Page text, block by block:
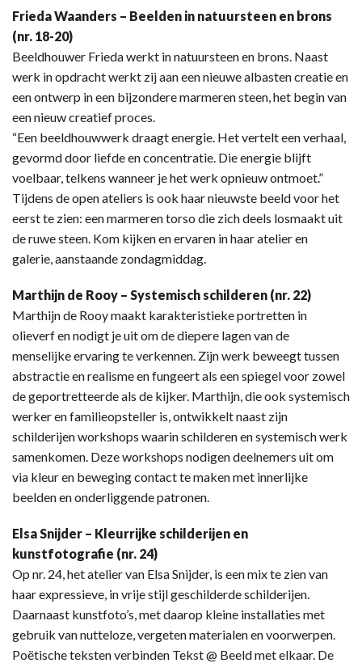
Frieda Waanders – Beelden in natuursteen en brons
(nr. 18-20)
Beeldhouwer Frieda werkt in natuursteen en brons. Naast
werk in opdracht werkt zij aan een nieuwe albasten creatie en
een ontwerp in een bijzondere marmeren steen, het begin van
een nieuw creatief proces.
“Een beeldhouwwerk draagt energie. Het vertelt een verhaal,
gevormd door liefde en concentratie. Die energie blijft
voelbaar, telkens wanneer je het werk opnieuw ontmoet.”
Tijdens de open ateliers is ook haar nieuwste beeld voor het
eerst te zien: een marmeren torso die zich deels losmaakt uit
de ruwe steen. Kom kijken en ervaren in haar atelier en
galerie, aanstaande zondagmiddag.
Marthijn de Rooy – Systemisch schilderen (nr. 22)
Marthijn de Rooy maakt karakteristieke portretten in
olieverf en nodigt je uit om de diepere lagen van de
menselijke ervaring te verkennen. Zijn werk beweegt tussen
abstractie en realisme en fungeert als een spiegel voor zowel
de geportretteerde als de kijker. Marthijn, die ook systemisch
werker en familieopsteller is, ontwikkelt naast zijn
schilderijen workshops waarin schilderen en systemisch werk
samenkomen. Deze workshops nodigen deelnemers uit om
via kleur en beweging contact te maken met innerlijke
beelden en onderliggende patronen.
Elsa Snijder – Kleurrijke schilderijen en
kunstfotografie (nr. 24)
Op nr. 24, het atelier van Elsa Snijder, is een mix te zien van
haar expressieve, in vrije stijl geschilderde schilderijen.
Daarnaast kunstfoto’s, met daarop kleine installaties met
gebruik van nutteloze, vergeten materialen en voorwerpen.
Poëtische teksten verbinden Tekst @ Beeld met elkaar. De